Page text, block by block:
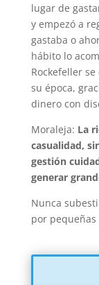
lugar de
y empezó a
gastaba o
hábito lo
Rockefeller
su época,
dinero con
Moraleja: La
casualidad,
gestión
generar
Nunca
por